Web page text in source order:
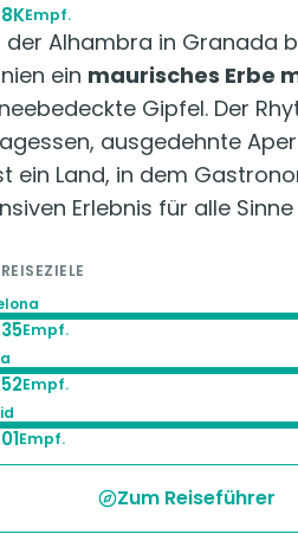
Empf.
der Alhambra in Granada
ein maurisches Erbe
Gipfel. Der
ausgedehnte
ein Land, in dem
Erlebnis für alle
Empf.
Empf.
Empf.
Zum Reiseführer